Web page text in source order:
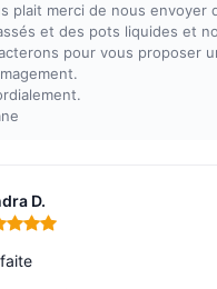
plait merci de nous envoyer
et des pots liquides et
pour vous proposer
D.
: 5 sur 5